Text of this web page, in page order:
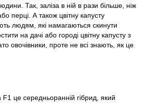
Так, заліза в ній в рази більше, ніж
перці. А також цвітну капусту
людям, які намагаються скинути
на дачі або городі цвітну капусту з
овочівники, проте не всі знають, як це
F1 це середньоранній гібрид, який